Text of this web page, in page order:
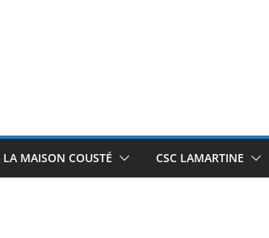
LA MAISON COUSTÉ CSC LAMARTINE